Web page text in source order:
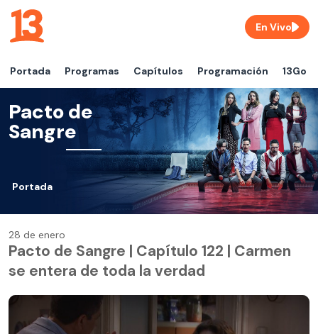
Portada Programas Capítulos Programación 13Go
En Vivo
Pacto de
Sangre
Portada
28 de enero
Pacto de Sangre | Capítulo 122 | Carmen
se entera de toda la verdad